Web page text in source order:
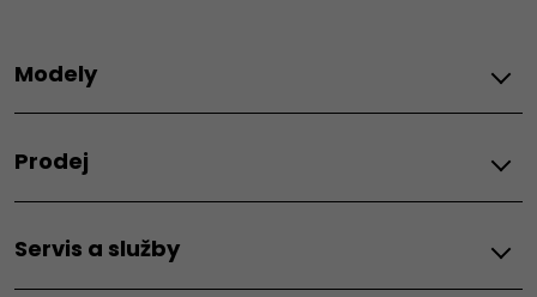
Modely
Topolino
Grande Panda Electric
600 Hybrid
Prodej
Akční nabídky osobních vozů
Servis a služby